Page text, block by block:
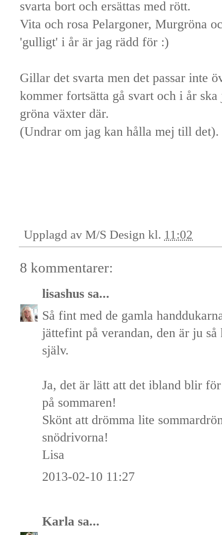
svarta bort och ersättas med rött.
Vita och rosa Pelargoner, Murgröna
'gulligt' i år är jag rädd för :)
Gillar det svarta men det passar inte
kommer fortsätta gå svart och i år
gröna växter där.
(Undrar om jag kan hålla mej till det).
Upplagd av M/S Design kl. 11:02
8 kommentarer:
lisashus sa...
Så fint med de gamla
jättefint på verandan, den är ju
själv.
Ja, det är lätt att det ibland blir
på sommaren!
Skönt att drömma lite
snödrivorna!
Lisa
2013-02-10 11:27
Karla sa...